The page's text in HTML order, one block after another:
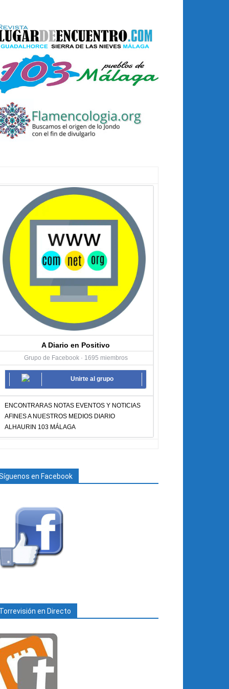
A Diario en Positivo
Grupo de Facebook · 1695 miembros
Unirte al grupo
ENCONTRARAS NOTAS EVENTOS Y NOTICIAS
AFINES A NUESTROS MEDIOS DIARIO
ALHAURIN 103 MÁLAGA
en Facebook
en Directo